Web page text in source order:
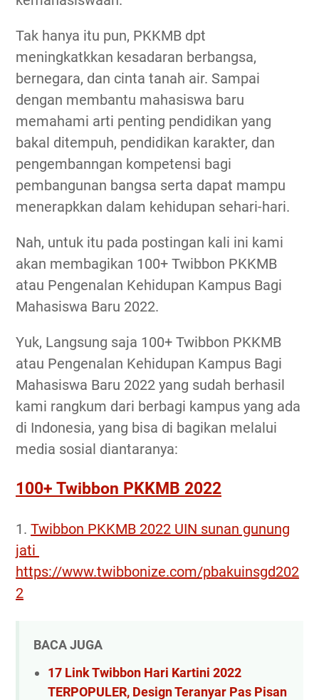
Tak hanya itu pun, PKKMB dpt
meningkatkkan kesadaran berbangsa,
bernegara, dan cinta tanah air. Sampai
dengan membantu mahasiswa baru
memahami arti penting pendidikan yang
bakal ditempuh, pendidikan karakter, dan
pengembanngan kompetensi bagi
pembangunan bangsa serta dapat mampu
menerapkkan dalam kehidupan sehari-hari.
Nah, untuk itu pada postingan kali ini kami
akan membagikan 100+ Twibbon PKKMB
atau Pengenalan Kehidupan Kampus Bagi
Mahasiswa Baru 2022.
Yuk, Langsung saja 100+ Twibbon PKKMB
atau Pengenalan Kehidupan Kampus Bagi
Mahasiswa Baru 2022 yang sudah berhasil
kami rangkum dari berbagi kampus yang ada
di Indonesia, yang bisa di bagikan melalui
media sosial diantaranya:
100+ Twibbon PKKMB 2022
1. Twibbon PKKMB 2022 UIN sunan gunung
jati
https://www.twibbonize.com/pbakuinsgd202
2
BACA JUGA
17 Link Twibbon Hari Kartini 2022
TERPOPULER, Design Teranyar Pas Pisan